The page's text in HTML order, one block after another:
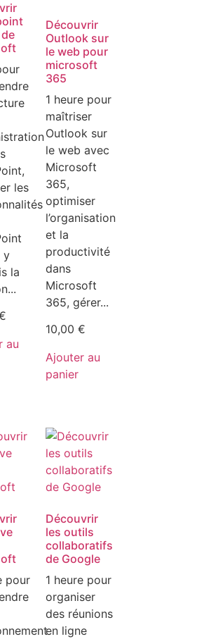
les
y
la
au
Découvrir
Outlook sur
le web pour
microsoft
365
1 heure pour
maîtriser
Outlook sur
le web avec
Microsoft
365,
optimiser
l’organisation
et la
productivité
dans
Microsoft
365, gérer...
10,00 €
Ajouter au
panier
pour
Découvrir
les outils
collaboratifs
de Google
1 heure pour
organiser
des réunions
en ligne